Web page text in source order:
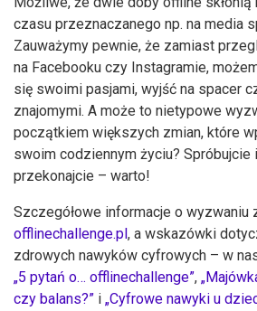
czasu przeznaczanego np. na media
Zauważymy pewnie, że zamiast
na Facebooku czy Instagramie,
się swoimi pasjami, wyjść na spacer
znajomymi. A może to nietypowe
początkiem większych zmian, które
swoim codziennym życiu? Spróbujcie
przekonajcie – warto!
Szczegółowe informacje o wyzwaniu
offlinechallenge.pl, a wskazówki
zdrowych nawyków cyfrowych – w
„5 pytań o… offlinechallenge”,
czy balans?” i „Cyfrowe nawyki u